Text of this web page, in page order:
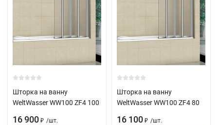
Шторка на ванну
WeltWasser WW100 ZF4 100
16 900 ₽ /шт.
Шторка на ванну
WeltWasser WW100 ZF4 80
16 100 ₽ /шт.